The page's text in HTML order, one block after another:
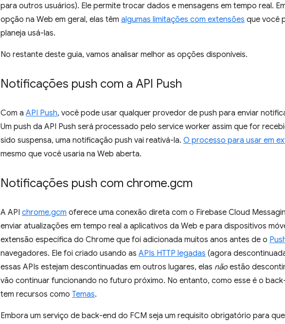
para outros usuários). Ele permite trocar dados e mensagens em tempo real.
opção na Web em geral, elas têm algumas limitações com extensões que você
planeja usá-las.
No restante deste guia, vamos analisar melhor as opções disponíveis.
Notificações push com a API Push
Com a API Push, você pode usar qualquer provedor de push para enviar
Um push da API Push será processado pelo service worker assim que for
sido suspensa, uma notificação push vai reativá-la. O processo para usar em
mesmo que você usaria na Web aberta.
Notificações push com chrome.gcm
A API chrome.gcm oferece uma conexão direta com o Firebase Cloud
enviar atualizações em tempo real a aplicativos da Web e para dispositivos
extensão específica do Chrome que foi adicionada muitos anos antes de o
navegadores. Ele foi criado usando as APIs HTTP legadas (agora
essas APIs estejam descontinuadas em outros lugares, elas não estão
vão continuar funcionando no futuro próximo. No entanto, como esse é o
tem recursos como Temas.
Embora um serviço de back-end do FCM seja um requisito obrigatório para